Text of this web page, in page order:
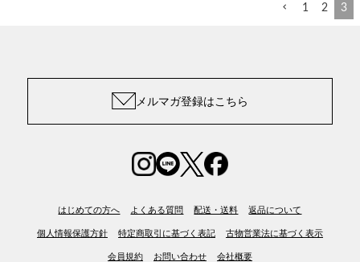
1 2 3
メルマガ登録はこちら
はじめての方へ よくある質問 配送・送料 返品について
個人情報保護方針 特定商取引に基づく表記 古物営業法に基づく表示
会員規約 お問い合わせ 会社概要